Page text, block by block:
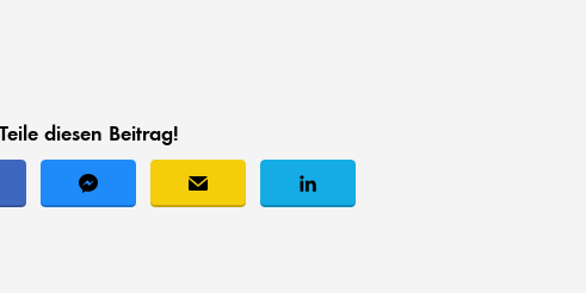
Teile diesen Beitrag!